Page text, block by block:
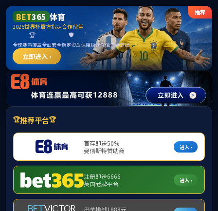
中国·太阳集团tyc138(品牌公
司)·Official website
网站首页 公司概况 团队队